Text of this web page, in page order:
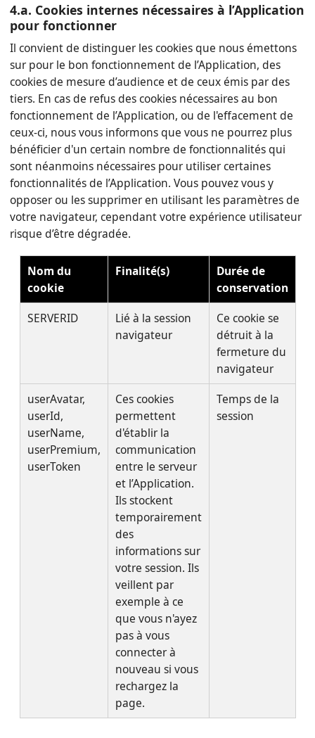
4.a. Cookies internes nécessaires à l’Application
pour fonctionner
Il convient de distinguer les cookies que nous émettons
sur pour le bon fonctionnement de l’Application, des
cookies de mesure d’audience et de ceux émis par des
tiers. En cas de refus des cookies nécessaires au bon
fonctionnement de l’Application, ou de l'effacement de
ceux-ci, nous vous informons que vous ne pourrez plus
bénéficier d'un certain nombre de fonctionnalités qui
sont néanmoins nécessaires pour utiliser certaines
fonctionnalités de l’Application. Vous pouvez vous y
opposer ou les supprimer en utilisant les paramètres de
votre navigateur, cependant votre expérience utilisateur
risque d’être dégradée.
Nom du
cookie
Finalité(s)
Durée de
conservation
SERVERID
Lié à la session
navigateur
Ce cookie se
détruit à la
fermeture du
navigateur
userAvatar,
userId,
userName,
userPremium,
userToken
Ces cookies
permettent
d'établir la
communication
entre le serveur
et l’Application.
Ils stockent
temporairement
des
informations sur
votre session. Ils
veillent par
exemple à ce
que vous n'ayez
pas à vous
connecter à
nouveau si vous
rechargez la
page.
Temps de la
session